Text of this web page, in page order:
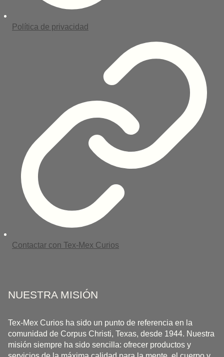
Política de privacidad
Contactar con Tex-Mex Curios
NUESTRA MISIÓN
Tex-Mex Curios ha sido un punto de referencia en la
comunidad de Corpus Christi, Texas, desde 1944. Nuestra
misión siempre ha sido sencilla: ofrecer productos y